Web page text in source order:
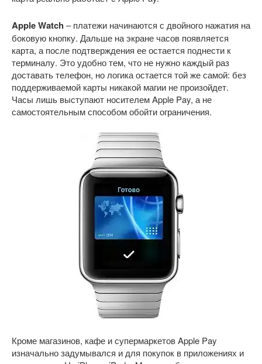
Apple Watch – платежи начинаются с двойного нажатия на
боковую кнопку. Дальше на экране часов появляется
карта, а после подтверждения ее остается поднести к
терминалу. Это удобно тем, что не нужно каждый раз
доставать телефон, но логика остается той же самой: без
поддерживаемой карты никакой магии не произойдет.
Часы лишь выступают носителем Apple Pay, а не
самостоятельным способом обойти ограничения.
Кроме магазинов, кафе и супермаркетов Apple Pay
изначально задумывался и для покупок в приложениях и